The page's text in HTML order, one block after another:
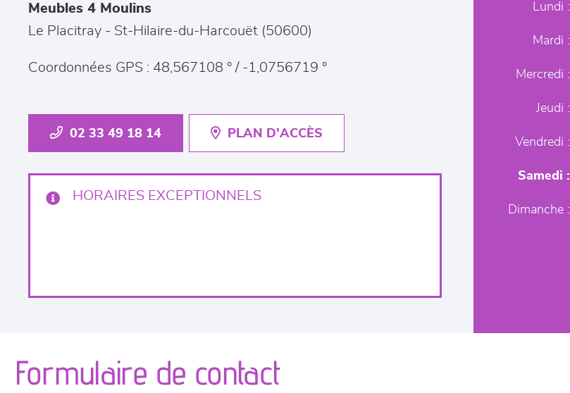
Meubles 4 Moulins
Le Placitray - St-Hilaire-du-Harcouët (50600)
Coordonnées GPS : 48,567108 ° / -1,0756719 °
02 33 49 18 14 PLAN D'ACCÈS
HORAIRES EXCEPTIONNELS
Lundi :
Mardi :
Mercredi :
Jeudi :
Vendredi :
Samedi :
Dimanche :
Formulaire de contact